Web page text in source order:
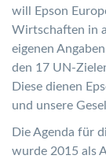
will Epson
Wirtschaften in
eigenen
den 17 UN-
Diese dienen
und unsere
Die Agenda für
wurde 2015 als